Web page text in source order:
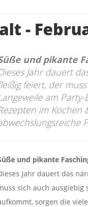
-
und pikante
Jahr dauert
feiert, der
am
im Kochen
und pikante
Jahr dauert das
sich auch ausgiebig
sorgen die